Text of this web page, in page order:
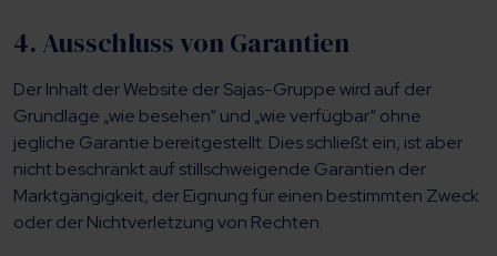
4. Ausschluss von Garantien
Der Inhalt der Website der Sajas-Gruppe wird auf der
Grundlage „wie besehen“ und „wie verfügbar“ ohne
jegliche Garantie bereitgestellt. Dies schließt ein, ist aber
nicht beschränkt auf stillschweigende Garantien der
Marktgängigkeit, der Eignung für einen bestimmten Zweck
oder der Nichtverletzung von Rechten.